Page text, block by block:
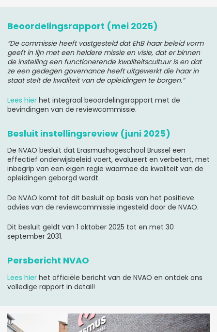
Beoordelingsrapport (mei 2025)
“De commissie heeft vastgesteld dat EhB haar beleid vorm
geeft in lijn met een heldere missie en visie, dat er binnen
de instelling een functionerende kwaliteitscultuur is en dat
ze een gedegen governance heeft uitgewerkt die haar in
staat stelt de kwaliteit van de opleidingen te borgen.”
Lees hier het integraal beoordelingsrapport met de
bevindingen van de reviewcommissie.
Besluit instellingsreview (juni 2025)
De NVAO besluit dat Erasmushogeschool Brussel een
effectief onderwijsbeleid voert, evalueert en verbetert, met
inbegrip van een eigen regie waarmee de kwaliteit van de
opleidingen geborgd wordt.
De NVAO komt tot dit besluit op basis van het positieve
advies van de reviewcommissie ingesteld door de NVAO.
Dit besluit geldt van 1 oktober 2025 tot en met 30
september 2031.
Persbericht NVAO
Lees hier het officiële bericht van de NVAO en ontdek ons
volledige rapport in detail!